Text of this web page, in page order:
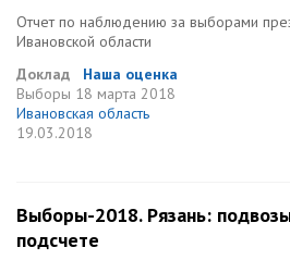
Отчет по наблюдению за выборами
Ивановской области
Доклад
Наша оценка
Выборы 18 марта 2018
Ивановская область
19.03.2018
Выборы-2018. Рязань:
подсчете